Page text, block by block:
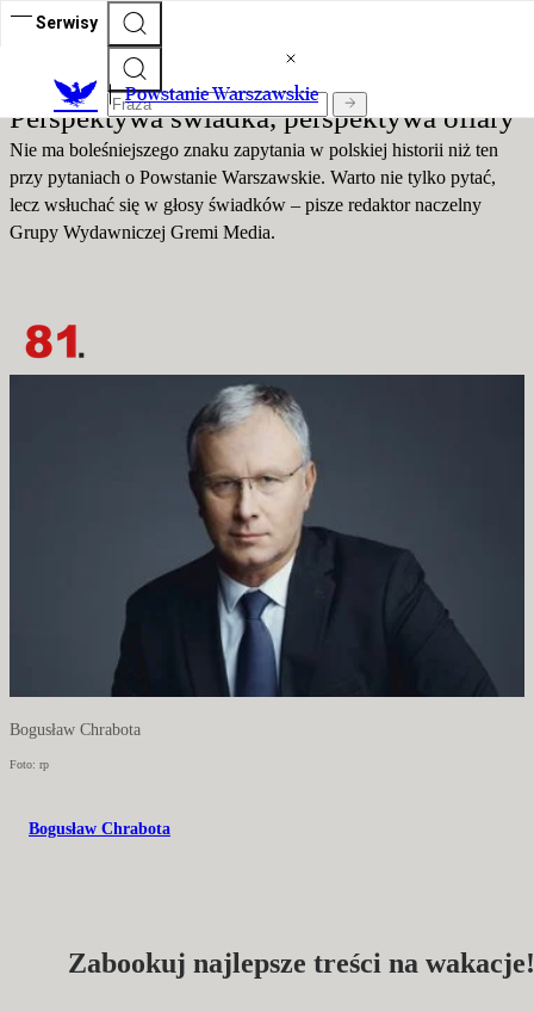
Serwisy
Powstanie Warszawskie
Powstanie Warszawskie
Perspektywa świadka, perspektywa ofiary
Nie ma boleśniejszego znaku zapytania w polskiej historii niż ten
przy pytaniach o Powstanie Warszawskie. Warto nie tylko pytać,
lecz wsłuchać się w głosy świadków – pisze redaktor naczelny
Grupy Wydawniczej Gremi Media.
Bogusław Chrabota
Foto: rp
Bogusław Chrabota
Zabookuj najlepsze treści na wakacje!